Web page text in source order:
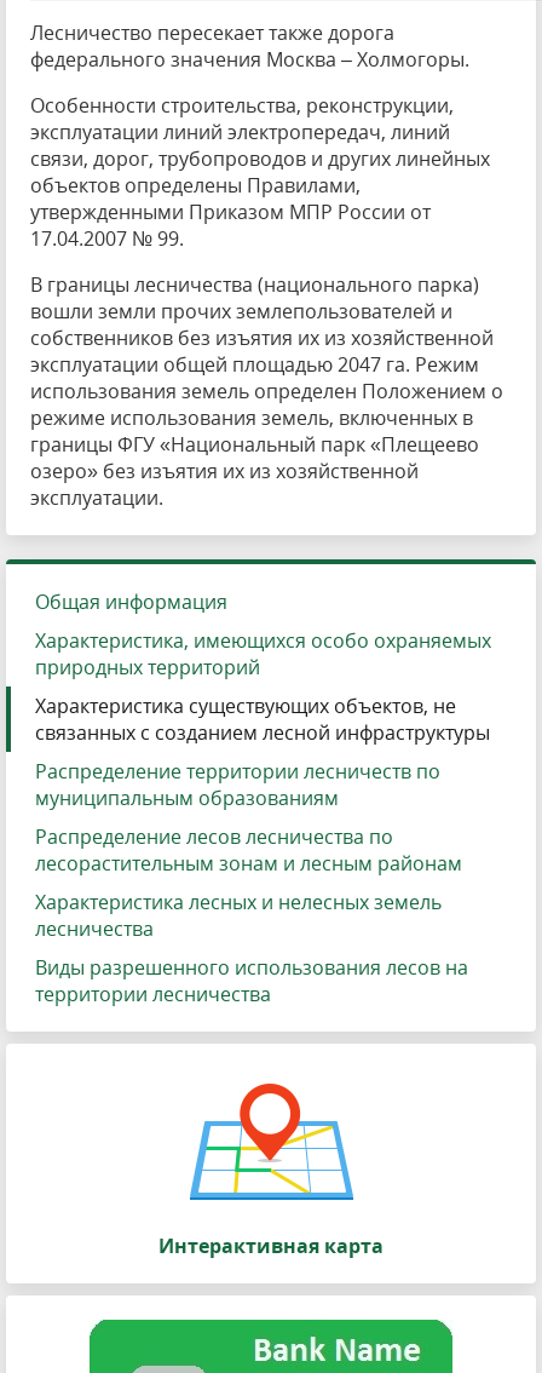
Лесничество пересекает также дорога
федерального значения Москва – Холмогоры.
Особенности строительства, реконструкции,
эксплуатации линий электропередач, линий
связи, дорог, трубопроводов и других линейных
объектов определены Правилами,
утвержденными Приказом МПР России от
17.04.2007 № 99.
В границы лесничества (национального парка)
вошли земли прочих землепользователей и
собственников без изъятия их из хозяйственной
эксплуатации общей площадью 2047 га. Режим
использования земель определен Положением о
режиме использования земель, включенных в
границы ФГУ «Национальный парк «Плещеево
озеро» без изъятия их из хозяйственной
эксплуатации.
Общая информация
Характеристика, имеющихся особо охраняемых
природных территорий
Характеристика существующих объектов, не
связанных с созданием лесной инфраструктуры
Распределение территории лесничеств по
муниципальным образованиям
Распределение лесов лесничества по
лесорастительным зонам и лесным районам
Характеристика лесных и нелесных земель
лесничества
Виды разрешенного использования лесов на
территории лесничества
Интерактивная карта